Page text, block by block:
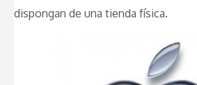
dispongan de una tienda física.